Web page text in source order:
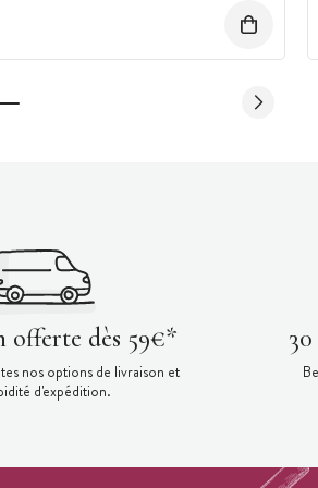
:
offerte dès 59€*
nos options de livraison et
d'expédition.